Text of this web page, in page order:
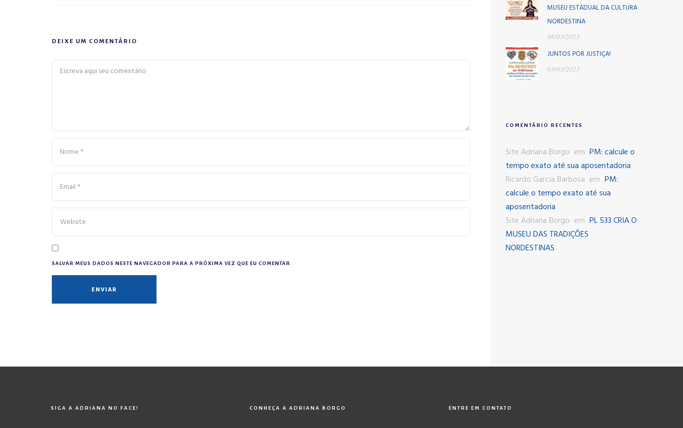
DEIXE UM COMENTÁRIO
SALVAR MEUS DADOS NESTE NAVEGADOR PARA A PRÓXIMA VEZ QUE EU COMENTAR.
MUSEU ESTADUAL DA CULTURA
NORDESTINA
08/03/2023
JUNTOS POR JUSTIÇA!
03/03/2023
COMENTÁRIO RECENTES
Site Adriana Borgo em PM: calcule o
tempo exato até sua aposentadoria
Ricardo Garcia Barbosa em PM:
calcule o tempo exato até sua
aposentadoria
Site Adriana Borgo em PL 533 CRIA O
MUSEU DAS TRADIÇÕES
NORDESTINAS
SIGA A ADRIANA NO FACE! CONHEÇA A ADRIANA BORGO ENTRE EM CONTATO